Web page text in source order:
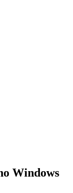
Windows